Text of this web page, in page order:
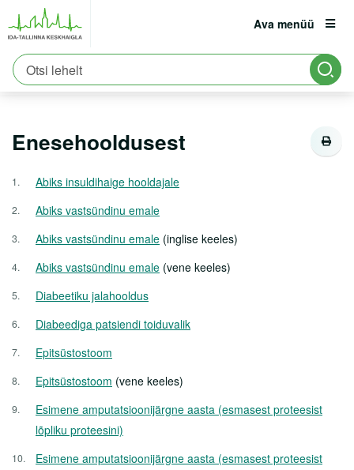
Ava menüü
est
Erakorraline abi
Asukoht ja parkimine
Tervisekool
Vastutuskindlustus
Viirushaiguste info
Vastuvõtule tulemine
Haiglasse tulek
Lähedasele
Arstid
Sotsiaalnõustamine
Kliinikud
6661900
Avaleht
Enesehooldusest
Enesehooldusest
Abiks insuldihaige hooldajale
Abiks vastsündinu emale
Abiks vastsündinu emale (inglise keeles)
Abiks vastsündinu emale (vene keeles)
Diabeetiku jalahooldus
Diabeediga patsiendi toiduvalik
Epitsüstostoom
Epitsüstostoom (vene keeles)
Esimene amputatsioonijärgne aasta (esmasest proteesist
lõpliku proteesini)
Esimene amputatsioonijärgne aasta (esmasest proteesist